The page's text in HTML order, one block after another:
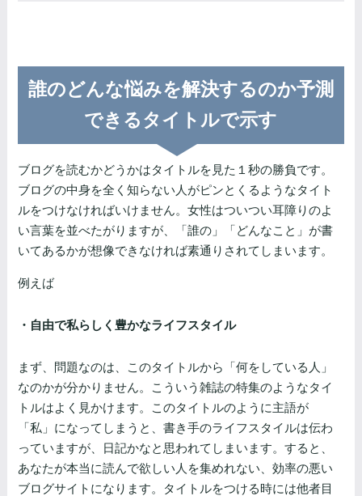
誰のどんな悩みを解決するのか予測
できるタイトルで示す
ブログを読むかどうかはタイトルを見た１秒の勝負です。
ブログの中身を全く知らない人がピンとくるようなタイト
ルをつけなければいけません。女性はついつい耳障りのよ
い言葉を並べたがりますが、「誰の」「どんなこと」が書
いてあるかが想像できなければ素通りされてしまいます。
例えば
・自由で私らしく豊かなライフスタイル
まず、問題なのは、このタイトルから「何をしている人」
なのかが分かりません。こういう雑誌の特集のようなタイ
トルはよく見かけます。このタイトルのように主語が
「私」になってしまうと、書き手のライフスタイルは伝わ
っていますが、日記かなと思われてしまいます。すると、
あなたが本当に読んで欲しい人を集めれない、効率の悪い
ブログサイトになります。タイトルをつける時には他者目